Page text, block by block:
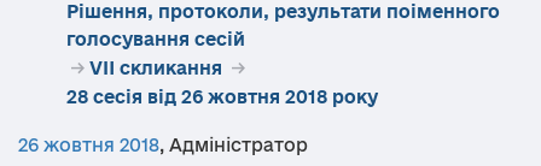
Рішення, протоколи, результати поіменного
голосування сесій
→ VII скликання →
28 сесія від 26 жовтня 2018 року
26 жовтня 2018, Адміністратор